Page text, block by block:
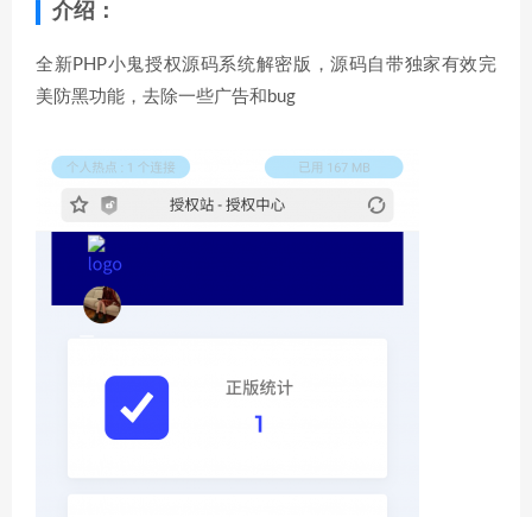
介绍：
全新PHP小鬼授权源码系统解密版，源码自带独家有效完
美防黑功能，去除一些广告和bug